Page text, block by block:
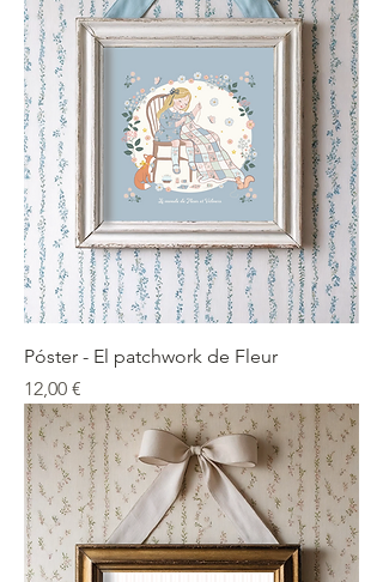
Póster - El patchwork de Fleur
Precio
12,00 €